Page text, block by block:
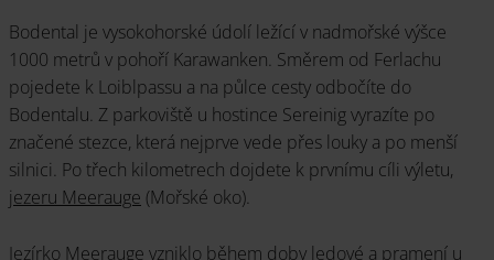
Bodental je vysokohorské údolí ležící v nadmořské výšce
1000 metrů v pohoří Karawanken. Směrem od Ferlachu
pojedete k Loiblpassu a na půlce cesty odbočíte do
Bodentalu. Z parkoviště u hostince Sereinig vyrazíte po
značené stezce, která nejprve vede přes louky a po menší
silnici. Po třech kilometrech dojdete k prvnímu cíli výletu,
jezeru Meerauge (Mořské oko).
Jezírko Meerauge vzniklo během doby ledové a pramení u